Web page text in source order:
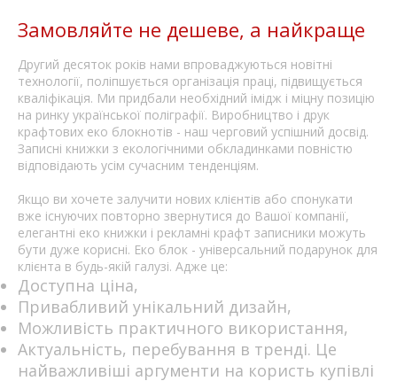
Замовляйте не дешеве, а найкраще
Другий десяток років нами впроваджуються новітні
технології, поліпшується організація праці, підвищується
кваліфікація. Ми придбали необхідний імідж і міцну позицію
на ринку української поліграфії. Виробництво і друк
крафтових еко блокнотів - наш черговий успішний досвід.
Записні книжки з екологічними обкладинками повністю
відповідають усім сучасним тенденціям.
Якщо ви хочете залучити нових клієнтів або спонукати
вже існуючих повторно звернутися до Вашої компанії,
елегантні еко книжки і рекламні крафт записники можуть
бути дуже корисні. Еко блок - універсальний подарунок для
клієнта в будь-якій галузі. Адже це:
Доступна ціна,
Привабливий унікальний дизайн,
Можливість практичного використання,
Актуальність, перебування в тренді. Це
найважливіші аргументи на користь купівлі